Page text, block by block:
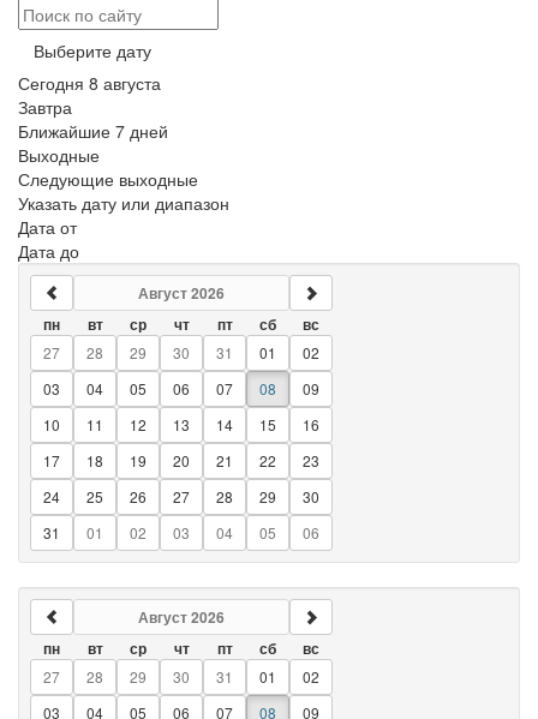
Выберите дату
Сегодня 8 августа
Завтра
Ближайшие 7 дней
Выходные
Следующие выходные
Указать дату или диапазон
Дата от
Дата до
Август 2026
пн вт ср чт пт сб
вс
27
28 29 30 31 01
02
03
04 05 06 07 08
09
10
11 12 13 14 15
16
17
18 19 20 21 22
23
24
25 26 27 28 29
30
31
01 02 03 04 05 06
Август 2026
пн вт ср чт пт сб
вс
27
28 29 30 31 01
02
03
04 05 06 07 08 09